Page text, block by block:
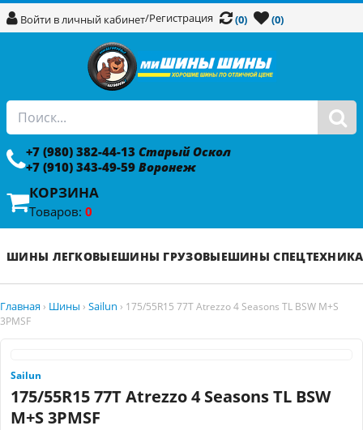
Войти в личный кабинет/Регистрация (0) (0)
+7 (980) 382-44-13 Старый Оскол
+7 (910) 343-49-59 Воронеж
КОРЗИНА
Товаров: 0
ШИНЫ ЛЕГКОВЫЕШИНЫ ГРУЗОВЫЕШИНЫ СПЕЦТЕХНИКА
Главная › Шины › Sailun › 175/55R15 77T Atrezzo 4 Seasons TL BSW M+S
3PMSF
Sailun
175/55R15 77T Atrezzo 4 Seasons TL BSW
M+S 3PMSF